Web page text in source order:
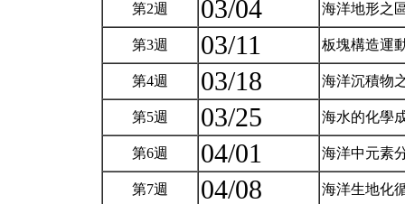
第2週 03/04 海洋地形之
第3週 03/11 板塊構造運
第4週 03/18 海洋沉積物
第5週 03/25 海水的化學
第6週 04/01 海洋中元素
第7週 04/08 海洋生地化